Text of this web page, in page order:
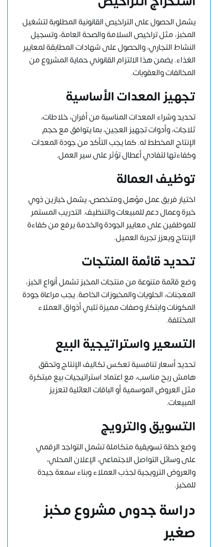
يشمل الحصول على التراخيص القانونية المطلوبة لتشغيل
المخبز، مثل تراخيص السلامة والصحة العامة، وتسجيل
النشاط التجاري، والحصول على شهادات المطابقة لمعايير
الغذاء. يضمن هذا الالتزام القانوني حماية المشروع من
المخالفات والعقوبات.
تجهيز المعدات الأساسية
تحديد وشراء المعدات المناسبة من أفران، خلاطات،
ثلاجات، وأدوات تجهيز العجين، بما يتوافق مع حجم
الإنتاج المخطط له. كما يجب التأكد من جودة المعدات
وكفاءتها لتفادي أعطال تؤثر على سير العمل.
توظيف العمالة
اختيار فريق عمل مؤهل ومتخصص، يشمل خبازين ذوي
خبرة وعمال دعم للمبيعات والتنظيف. التدريب المستمر
للموظفين على معايير الجودة والخدمة يرفع من كفاءة
الإنتاج ويعزز تجربة العميل.
تحديد قائمة المنتجات
وضع قائمة متنوعة من منتجات المخبز تشمل أنواع الخبز،
المعجنات، الحلويات والمخبوزات الخاصة. يجب مراعاة جودة
المكونات وابتكار وصفات مميزة تلبي أذواق العملاء
المختلفة.
التسعير واستراتيجية البيع
تحديد أسعار تنافسية تعكس تكاليف الإنتاج وتحقق
هامش ربح مناسب، مع اعتماد استراتيجيات بيع مبتكرة
مثل العروض الموسمية أو الباقات العائلية لتعزيز
المبيعات.
التسويق والترويج
وضع خطة تسويقية متكاملة تشمل التواجد الرقمي
على وسائل التواصل الاجتماعي، الإعلان المحلي،
والعروض الترويجية لجذب العملاء وبناء سمعة جيدة
للمخبز.
دراسة جدوى مشروع مخبز
صغير